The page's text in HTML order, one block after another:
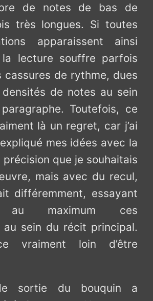
de notes de bas de
très longues. Si toutes
apparaissent ainsi
la lecture souffre parfois
cassures de rythme, dues
de notes au sein
paragraphe. Toutefois, ce
là un regret, car j’ai
mes idées avec la
que je souhaitais
mais avec du recul,
différemment, essayant
au maximum ces
au sein du récit principal.
vraiment loin d’être
sortie du bouquin a